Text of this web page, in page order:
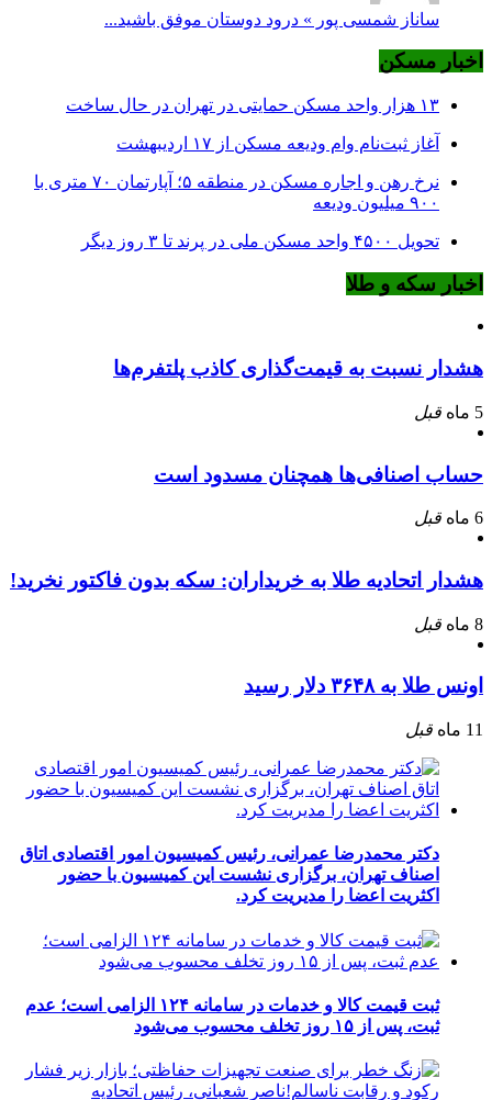
ساناز شمسی پور » درود دوستان موفق باشید...
اخبار مسکن
۱۳ هزار واحد مسکن حمایتی در تهران در حال ساخت
آغاز ثبت‌نام وام ودیعه مسکن از ۱۷ اردیبهشت
نرخ‌ رهن و اجاره مسکن در منطقه ۵؛ آپارتمان ۷۰ متری با
۹۰۰ میلیون ودیعه
تحویل ۴۵۰۰ واحد مسکن ملی در پرند تا ۳ روز دیگر
اخبار سکه و طلا
هشدار نسبت به قیمت‌گذاری کاذب پلتفرم‌ها
5 ماه قبل
حساب اصنافی‌ها همچنان مسدود است
6 ماه قبل
هشدار اتحادیه طلا به خریداران: سکه بدون فاکتور نخرید!
8 ماه قبل
اونس طلا به ۳۶۴۸ دلار رسید
11 ماه قبل
دکتر محمدرضا عمرانی، رئیس کمیسیون امور اقتصادی اتاق
اصناف تهران، برگزاری نشست این کمیسیون با حضور
اکثریت اعضا را مدیریت کرد.
ثبت قیمت کالا و خدمات در سامانه ۱۲۴ الزامی است؛ عدم
ثبت، پس از ۱۵ روز تخلف محسوب می‌شود